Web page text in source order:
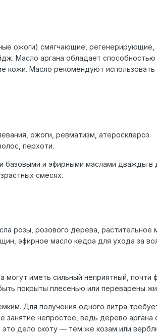
ожоги) смягчающие, регенерирующие,
Масло аргана обладает способностью
кожи. Масло рекомендуют использовать
ожоги, ревматизм, атеросклероз.
перхоти.
базовыми и эфирными маслами дважды в
смесях.
розы, розового дерева, растительное
эфирное масло кедра для ухода за
иметь сильный неприятный, почти
покрыты плесенью или переварены
Для получения одного литра
непростое, ведь дерево аргана
дело скоту — тем же козам или